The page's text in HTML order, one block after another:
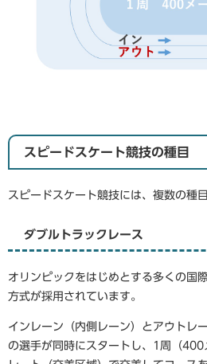
スピードスケート競技の種目
スピードスケート競技には、複数の種
ダブルトラックレース
オリンピックをはじめとする多くの国
方式が採用されています。
インレーン（内側レーン）とアウトレ
の選手が同時にスタートし、1周（